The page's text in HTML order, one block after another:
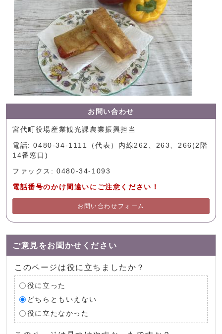
お問い合わせ
宮代町役場産業観光課農業振興担当
電話: 0480-34-1111（代表）内線262、263、266(2階
14番窓口)
ファックス: 0480-34-1093
電話番号のかけ間違いにご注意ください！
お問い合わせフォーム
ご意見をお聞かせください
このページは役に立ちましたか？
役に立った
どちらともいえない
役に立たなかった